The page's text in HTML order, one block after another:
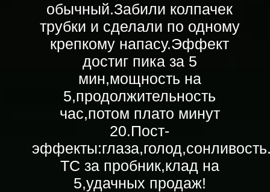
обычный.Забили колпачек
трубки и сделали по одному
крепкому напасу.Эффект
достиг пика за 5
мин,мощность на
5,продолжительность
час,потом плато минут
20.Пост-
ТС за пробник,клад на
5,удачных продаж!